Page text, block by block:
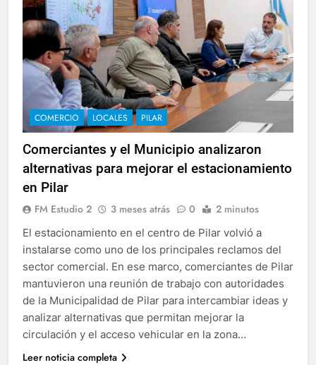
COMERCIO LOCALES PILAR
Comerciantes y el Municipio analizaron
alternativas para mejorar el estacionamiento
en Pilar
FM Estudio 2 3 meses atrás 0 2 minutos
El estacionamiento en el centro de Pilar volvió a
instalarse como uno de los principales reclamos del
sector comercial. En ese marco, comerciantes de Pilar
mantuvieron una reunión de trabajo con autoridades
de la Municipalidad de Pilar para intercambiar ideas y
analizar alternativas que permitan mejorar la
circulación y el acceso vehicular en la zona…
Leer noticia completa